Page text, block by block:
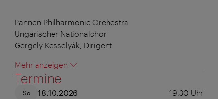
Pannon Philharmonic Orchestra
Ungarischer Nationalchor
Gergely Kesselyák, Dirigent
Mehr anzeigen
Termine
So 18.10.2026 19:30 Uhr